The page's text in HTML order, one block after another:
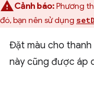
Cảnh báo:Phương
đó, bạn nên sử dụng
Đặt màu cho thanh
này cũng được áp